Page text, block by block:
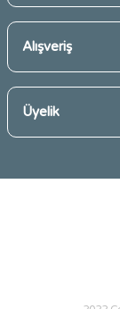
Alışveriş
Üyelik